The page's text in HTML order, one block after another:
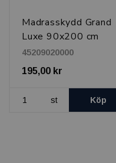
Madrasskydd Grand
Luxe 90x200 cm
45209020000
195,00 kr
st Köp